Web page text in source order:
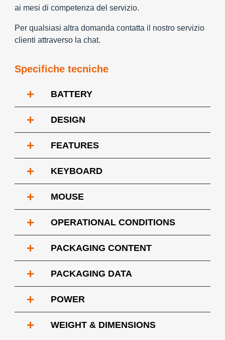
ai mesi di competenza del servizio.
Per qualsiasi altra domanda contatta il nostro servizio
clienti attraverso la chat.
Specifiche tecniche
+ BATTERY
+ DESIGN
+ FEATURES
+ KEYBOARD
+ MOUSE
+ OPERATIONAL CONDITIONS
+ PACKAGING CONTENT
+ PACKAGING DATA
+ POWER
+ WEIGHT & DIMENSIONS